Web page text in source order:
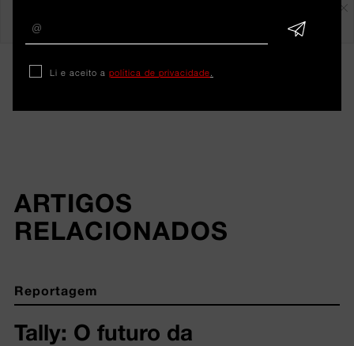
ARTIGOS
RELACIONADOS
Reportagem
Tally: O futuro da
Li e aceito a política de privacidade